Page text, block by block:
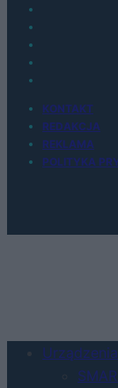
KONTAKT
REDAKCJA
REKLAMA
POLITYKA
Urządzenia